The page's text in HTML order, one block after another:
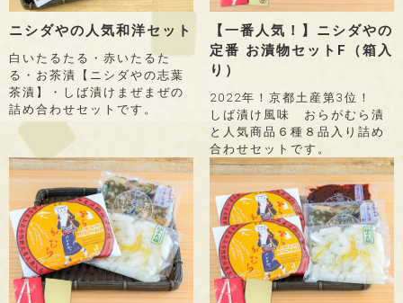
ニシダやの人気和洋セット
白いたるたる・赤いたるた
る・お茶漬【ニシダやの志葉
茶漬】・しば漬けまぜまぜの
詰め合わせセットです。
【一番人気！】ニシダやの
定番 お漬物セットF（箱入
り）
2022年！京都土産第3位！
しば漬け風味 おらがむら漬
と人気商品６種８品入り詰め
合わせセットです。